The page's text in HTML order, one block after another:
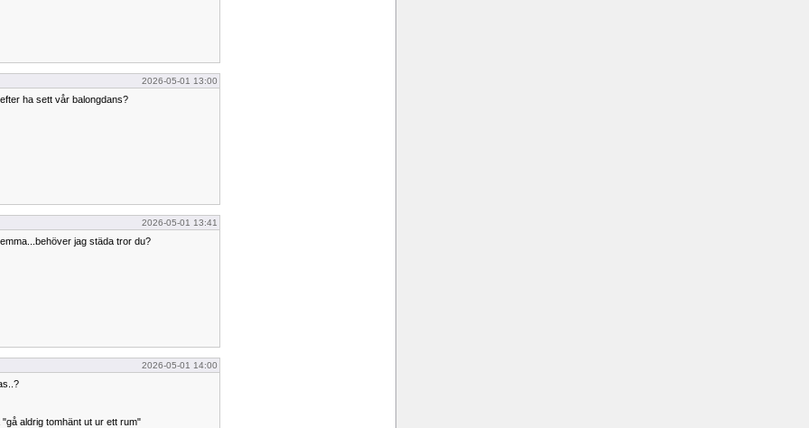
2026-05-01 13:00
ha sett vår balongdans?
2026-05-01 13:41
jag städa tror du?
2026-05-01 14:00
aldrig tomhänt ut ur ett rum"